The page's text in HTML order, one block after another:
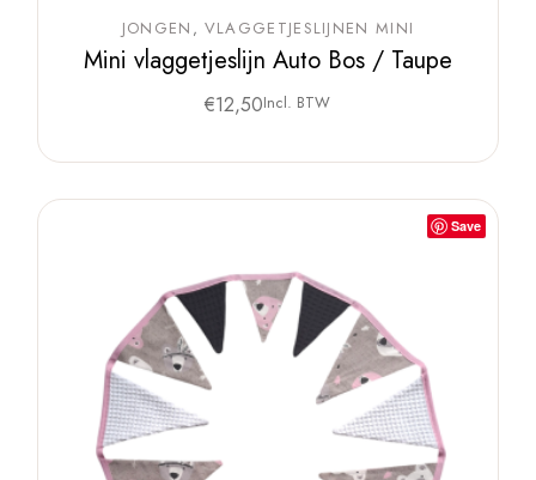
JONGEN VLAGGETJESLIJNEN MINI
Mini vlaggetjeslijn Auto Bos / Taupe
€12,50Incl. BTW
Save